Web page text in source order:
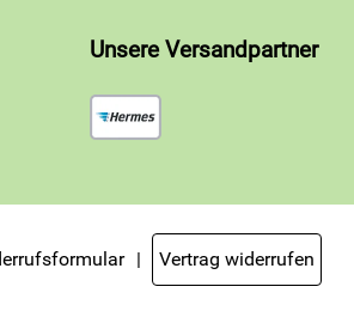
Unsere Versandpartner
Vertrag widerrufen